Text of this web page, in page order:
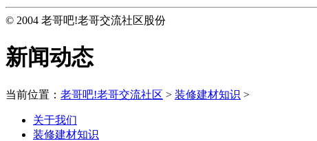
© 2004 老哥吧!老哥交流社区股份
新闻动态
当前位置： 老哥吧!老哥交流社区 > 装修建材知识 >
关于我们
装修建材知识